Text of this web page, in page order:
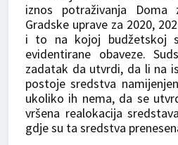
iznos potraživanja Doma
Gradske uprave za 2020,
i to na kojoj budžetskoj
evidentirane obaveze.
zadatak da utvrdi, da li na
postoje sredstva
ukoliko ih nema, da se
vršena realokacija
gdje su ta sredstva